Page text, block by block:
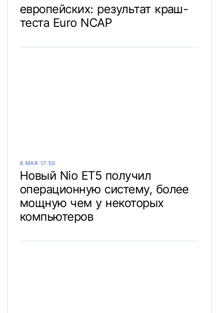
европейских: результат краш-
теста Euro NCAP
6 МАЯ 17:50
Новый Nio ET5 получил
операционную систему, более
мощную чем у некоторых
компьютеров